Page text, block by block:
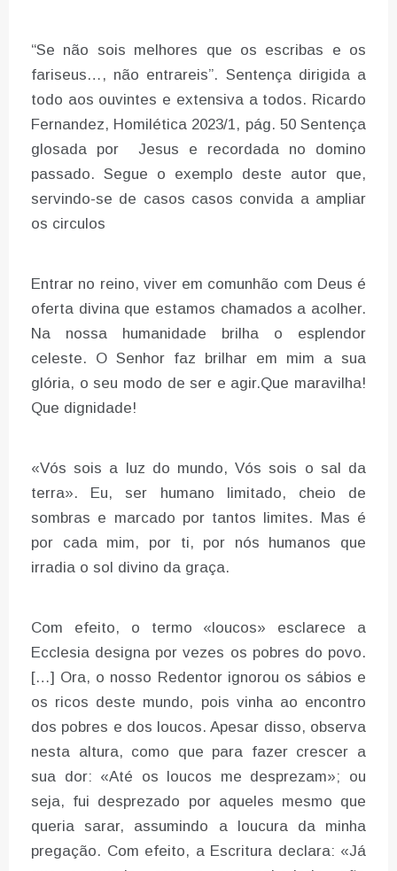
“Se não sois melhores que os escribas e os
fariseus…, não entrareis”. Sentença dirigida a
todo aos ouvintes e extensiva a todos. Ricardo
Fernandez, Homilética 2023/1, pág. 50 Sentença
glosada por Jesus e recordada no domino
passado. Segue o exemplo deste autor que,
servindo-se de casos casos convida a ampliar
os circulos
Entrar no reino, viver em comunhão com Deus é
oferta divina que estamos chamados a acolher.
Na nossa humanidade brilha o esplendor
celeste. O Senhor faz brilhar em mim a sua
glória, o seu modo de ser e agir.Que maravilha!
Que dignidade!
«Vós sois a luz do mundo, Vós sois o sal da
terra». Eu, ser humano limitado, cheio de
sombras e marcado por tantos limites. Mas é
por cada mim, por ti, por nós humanos que
irradia o sol divino da graça.
Com efeito, o termo «loucos» esclarece a
Ecclesia designa por vezes os pobres do povo.
[…] Ora, o nosso Redentor ignorou os sábios e
os ricos deste mundo, pois vinha ao encontro
dos pobres e dos loucos. Apesar disso, observa
nesta altura, como que para fazer crescer a
sua dor: «Até os loucos me desprezam»; ou
seja, fui desprezado por aqueles mesmo que
queria sarar, assumindo a loucura da minha
pregação. Com efeito, a Escritura declara: «Já